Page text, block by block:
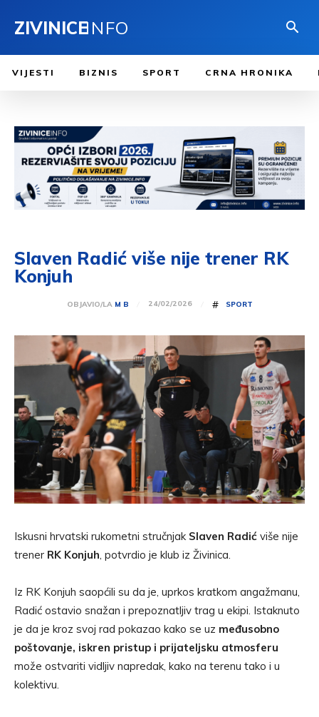
ZIVINICEINFO
VIJESTI BIZNIS SPORT CRNA HRONIKA
Slaven Radić više nije trener RK
Konjuh
OBJAVIO/LA M B 24/02/2026 # SPORT
Iskusni hrvatski rukometni stručnjak Slaven Radić više nije
trener RK Konjuh, potvrdio je klub iz Živinica.
Iz RK Konjuh saopćili su da je, uprkos kratkom angažmanu,
Radić ostavio snažan i prepoznatljiv trag u ekipi. Istaknuto
je da je kroz svoj rad pokazao kako se uz međusobno
poštovanje, iskren pristup i prijateljsku atmosferu
može ostvariti vidljiv napredak, kako na terenu tako i u
kolektivu.